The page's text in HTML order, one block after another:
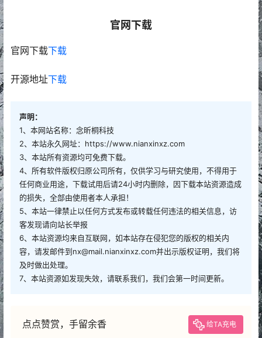
官网下载
官网下载下载
开源地址下载
声明：
1、本网站名称：念昕桐科技
2、本站永久网址：https://www.nianxinxz.com
3、本站所有资源均可免费下载。
4、所有软件版权归原公司所有，仅供学习与研究使用，不得用于
任何商业用途，下载试用后请24小时内删除，因下载本站资源造成
的损失，全部由使用者本人承担！
5、本站一律禁止以任何方式发布或转载任何违法的相关信息，访
客发现请向站长举报
6、本站资源均来自互联网，如本站存在侵犯您的版权的相关内
容，请发邮件到nx@mail.nianxinxz.com并出示版权证明，我们将
及时做出处理。
7、本站资源如发现失效，请联系我们，我们会第一时间更新。
点点赞赏，手留余香 给TA充电